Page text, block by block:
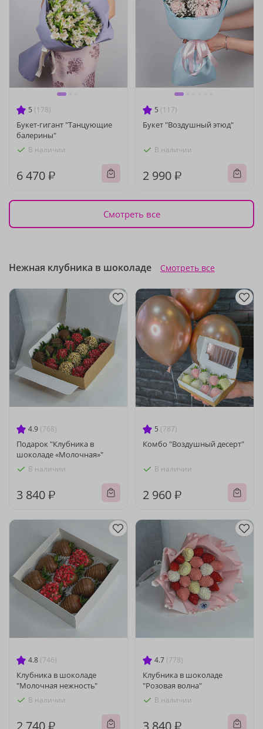
5 (178)
Букет-гигант "Танцующие
балерины"
В наличии
6 470 ₽
5 (117)
Букет "Воздушный этюд"
В наличии
2 990 ₽
Смотреть все
Нежная клубника в шоколаде Смотреть все
4.9 (768)
Подарок "Клубника в
шоколаде «Молочная»"
В наличии
3 840 ₽
5 (787)
Комбо "Воздушный десерт"
В наличии
2 960 ₽
4.8 (746)
Клубника в шоколаде
"Молочная нежность"
В наличии
2 740 ₽
4.7 (778)
Клубника в шоколаде
"Розовая волна"
В наличии
3 840 ₽